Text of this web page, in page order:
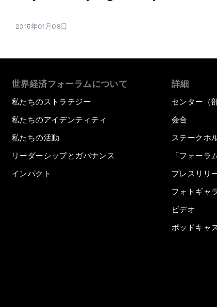
2015年01月08日
世界経済フォーラムについて
私たちのストラテジー
私たちのアイデンティティ
私たちの活動
リーダーシップとガバナンス
インパクト
詳細
センター（
会合
ステークホ
「フォーラ
プレスリリ
フォトギャ
ビデオ
ポッドキャ